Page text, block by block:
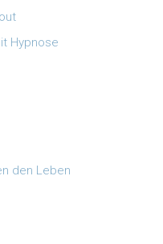
Hypnose
den Leben